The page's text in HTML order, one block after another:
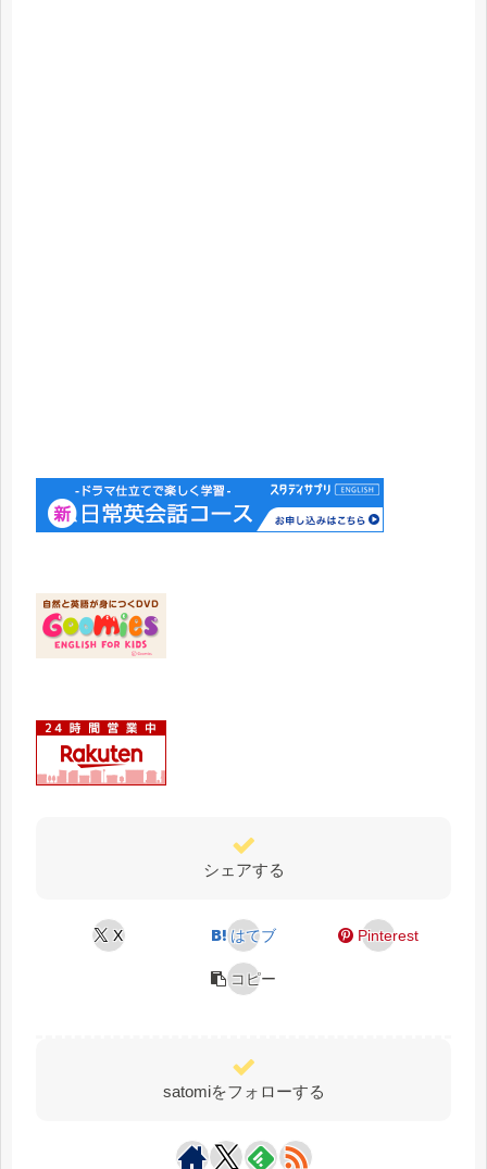
シェアする
X はてブ Pinterest
コピー
satomiをフォローする